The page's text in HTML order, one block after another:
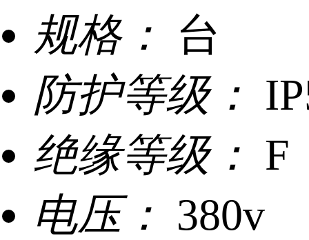
规格： 台
防护等级：
绝缘等级： F
电压： 380v